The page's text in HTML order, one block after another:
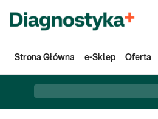
Strona Główna e-Sklep Oferta